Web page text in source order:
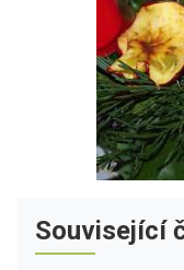
Související